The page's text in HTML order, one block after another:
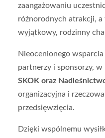
zaangażowaniu
różnorodnych atrakcji, a
wyjątkowy, rodzinny
Nieocenionego
partnerzy i sponsorzy, w
SKOK oraz
organizacyjna i
przedsięwzięcia.
Dzięki wspólnemu